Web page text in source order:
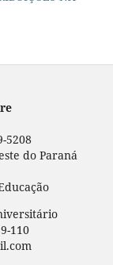
5208
do Paraná
110